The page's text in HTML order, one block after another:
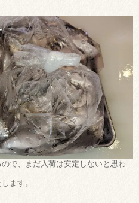
で、まだ入荷は安定しないと思わ
ます。